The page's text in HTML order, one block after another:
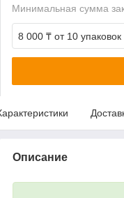
Минимальная сумма
8 000 ₸ от 10 упаковок
Описание